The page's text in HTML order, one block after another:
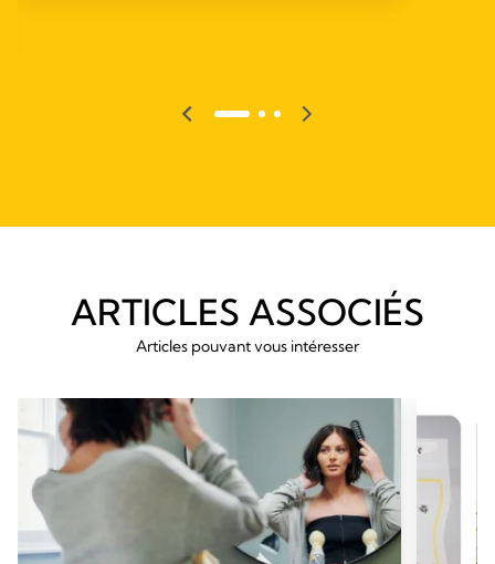
ARTICLES ASSOCIÉS
Articles pouvant vous intéresser